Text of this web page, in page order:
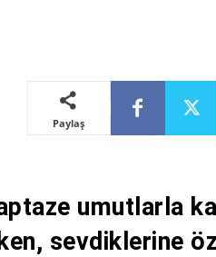
Paylaş
umutlarla
sevdiklerine